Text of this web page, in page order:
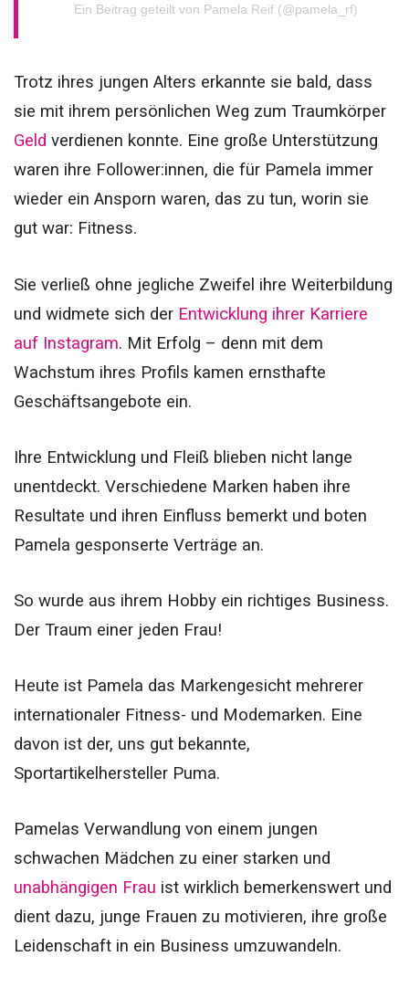
Ein Beitrag geteilt von Pamela Reif (@pamela_rf)
Trotz ihres jungen Alters erkannte sie bald, dass
sie mit ihrem persönlichen Weg zum Traumkörper
Geld verdienen konnte. Eine große Unterstützung
waren ihre Follower:innen, die für Pamela immer
wieder ein Ansporn waren, das zu tun, worin sie
gut war: Fitness.
Sie verließ ohne jegliche Zweifel ihre Weiterbildung
und widmete sich der Entwicklung ihrer Karriere
auf Instagram. Mit Erfolg – denn mit dem
Wachstum ihres Profils kamen ernsthafte
Geschäftsangebote ein.
Ihre Entwicklung und Fleiß blieben nicht lange
unentdeckt. Verschiedene Marken haben ihre
Resultate und ihren Einfluss bemerkt und boten
Pamela gesponserte Verträge an.
So wurde aus ihrem Hobby ein richtiges Business.
Der Traum einer jeden Frau!
Heute ist Pamela das Markengesicht mehrerer
internationaler Fitness- und Modemarken. Eine
davon ist der, uns gut bekannte,
Sportartikelhersteller Puma.
Pamelas Verwandlung von einem jungen
schwachen Mädchen zu einer starken und
unabhängigen Frau ist wirklich bemerkenswert und
dient dazu, junge Frauen zu motivieren, ihre große
Leidenschaft in ein Business umzuwandeln.